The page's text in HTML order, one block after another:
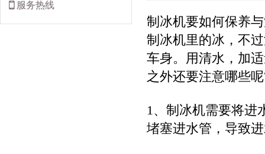
服务热线
制冰机要如何保养
制冰机里的冰，不
车身。用清水，加
之外还要注意哪些
1、制冰机需要将进
堵塞进水管，导致